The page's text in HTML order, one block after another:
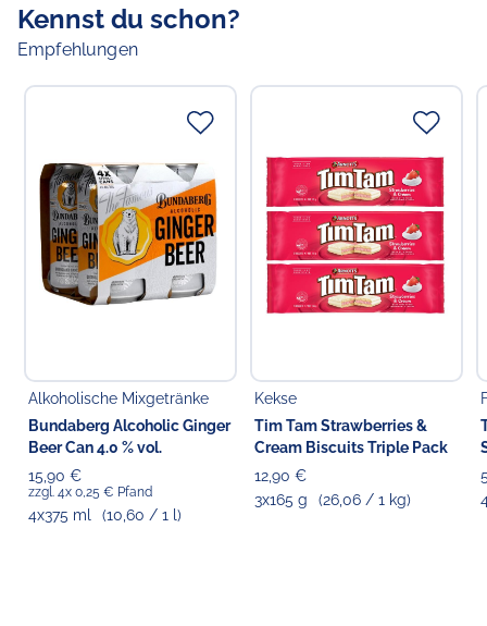
Kennst du schon?
Empfehlungen
Alkoholische Mixgetränke
Bundaberg Alcoholic Ginger
Beer Can 4.0 % vol.
15,90 €
zzgl. 4x 0,25 € Pfand
4x375 ml (10,60 / 1 l)
Kekse
Tim Tam Strawberries &
Cream Biscuits Triple Pack
12,90 €
3x165 g
(26,06 / 1 kg)